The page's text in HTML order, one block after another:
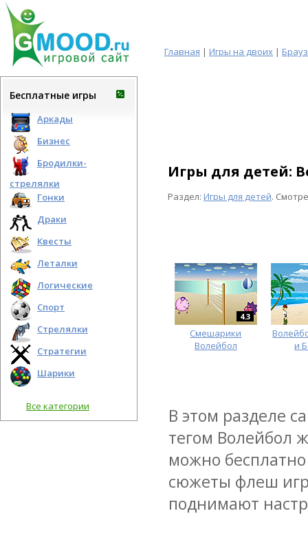
Главная | Игры на двоих |
Бесплатные игры
Аркады
Бизнес
Бродилки-
стрелялки
Гонки
Драки
Квесты
Леталки
Логические
Спорт
Стрелялки
Стратегии
Шарики
Все категории
Игры для детей:
Раздел: Игры для детей.
4.3
Смешарики
Волейбол
и
В этом разделе
тегом Волейбол
можно
сюжеты флеш
поднимают